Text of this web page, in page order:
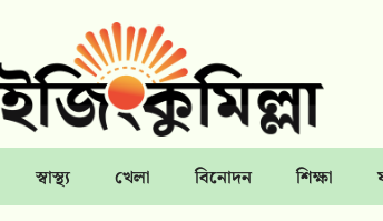
স্বাস্থ্য খেলা বিনোদন শিক্ষা